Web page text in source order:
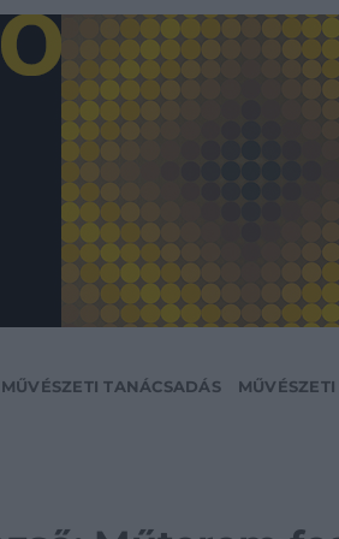
MŰVÉSZETI TANÁCSADÁS